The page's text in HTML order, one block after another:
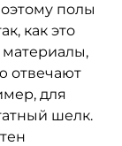
полы
как это
материалы,
отвечают
для
шелк.